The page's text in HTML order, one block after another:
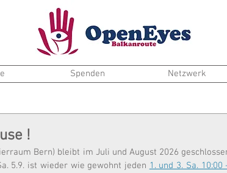
Spenden Netzwerk
!
Bern) bleibt im Juli und August 2026
5.9. ist wieder wie gewohnt jeden 1. und 3. Sa. 10:00